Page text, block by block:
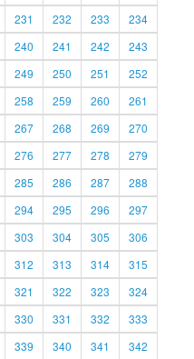
231 232 233
234
240 241 242
243
249 250 251
252
258 259 260
261
267 268 269
270
276 277 278
279
285 286 287
288
294 295 296
297
303 304 305
306
312 313 314
315
321 322 323
324
330 331 332
333
339 340 341 342